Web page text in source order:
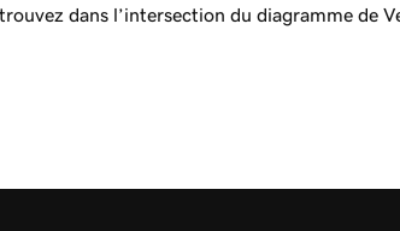
dans l’intersection du diagramme de